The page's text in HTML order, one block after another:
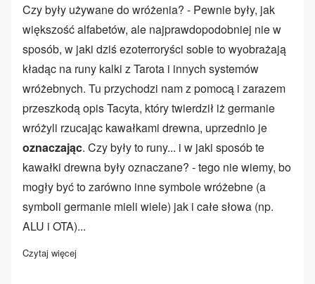
Czy były używane do wróżenia? - Pewnie były, jak
większość alfabetów, ale najprawdopodobniej nie w
sposób, w jaki dziś ezoterroryści sobie to wyobrażają
kładąc na runy kalki z Tarota i innych systemów
wróżebnych. Tu przychodzi nam z pomocą i zarazem
przeszkodą opis Tacyta, który twierdził iż germanie
wróżyli rzucając kawałkami drewna, uprzednio je
oznaczając. Czy były to runy... i w jaki sposób te
kawałki drewna były oznaczane? - tego nie wiemy, bo
mogły być to zarówno inne symbole wróżebne (a
symboli germanie mieli wiele) jak i całe słowa (np.
ALU i OTA)...
Czytaj więcej